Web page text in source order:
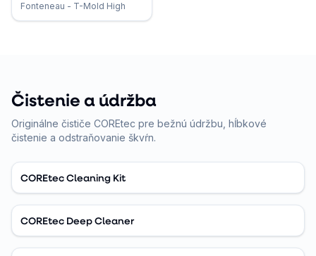
Fonteneau - T-Mold High
Čistenie a údržba
Originálne čističe COREtec pre bežnú údržbu, hĺbkové
čistenie a odstraňovanie škvŕn.
COREtec Cleaning Kit
COREtec Deep Cleaner